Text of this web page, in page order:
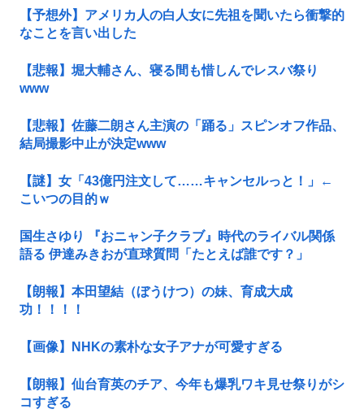
【予想外】アメリカ人の白人女に先祖を聞いたら衝撃的
なことを言い出した
【悲報】堀大輔さん、寝る間も惜しんでレスバ祭り
www
【悲報】佐藤二朗さん主演の「踊る」スピンオフ作品、
結局撮影中止が決定www
【謎】女「43億円注文して……キャンセルっと！」←
こいつの目的ｗ
国生さゆり 『おニャン子クラブ』時代のライバル関係
語る 伊達みきおが直球質問「たとえば誰です？」
【朗報】本田望結（ぼうけつ）の妹、育成大成
功！！！！
【画像】NHKの素朴な女子アナが可愛すぎる
【朗報】仙台育英のチア、今年も爆乳ワキ見せ祭りがシ
コすぎる